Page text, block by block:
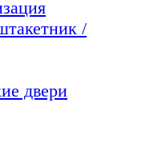
/
двери